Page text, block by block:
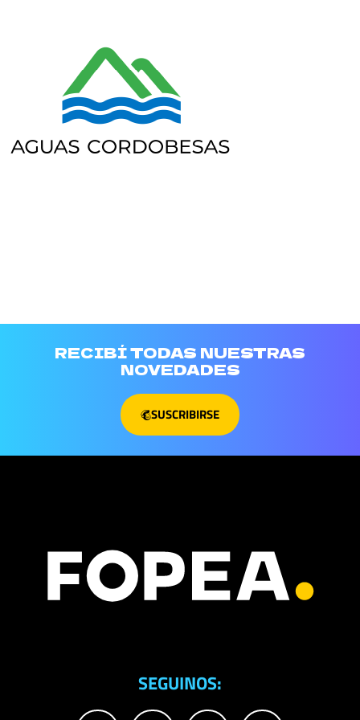
RECIBÍ TODAS NUESTRAS
NOVEDADES
SUSCRIBIRSE
SEGUINOS: